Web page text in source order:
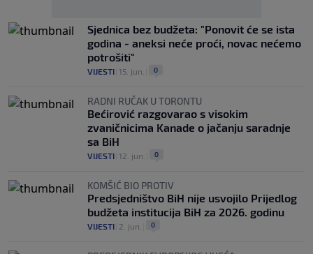
Sjednica bez budžeta: "Ponovit će se ista
godina - aneksi neće proći, novac nećemo
potrošiti"
VIJESTI 15. jun. 0
RADNI RUČAK U TORONTU
Bećirović razgovarao s visokim
zvaničnicima Kanade o jačanju saradnje
sa BiH
VIJESTI 12. jun. 0
KOMŠIĆ BIO PROTIV
Predsjedništvo BiH nije usvojilo Prijedlog
budžeta institucija BiH za 2026. godinu
VIJESTI 2. jun. 0